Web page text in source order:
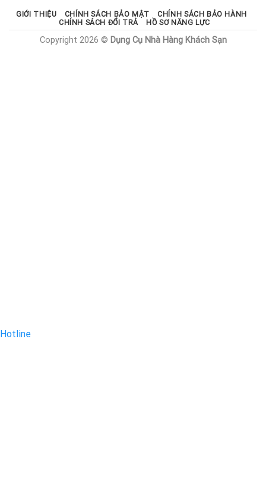
GIỚI THIỆU CHÍNH SÁCH BẢO MẬT
CHÍNH SÁCH BẢO HÀNH
CHÍNH SÁCH ĐỔI TRẢ
HỒ SƠ NĂNG LỰC
Copyright 2026 © Dụng Cụ Nhà Hàng Khách Sạn
Hotline